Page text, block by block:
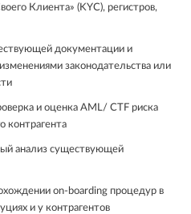
Клиента» (KYC), регистров,
документации и
законодательства или
и оценка AML/ CTF риска
контрагента
анализ существующей
on-boarding процедур в
и у контрагентов